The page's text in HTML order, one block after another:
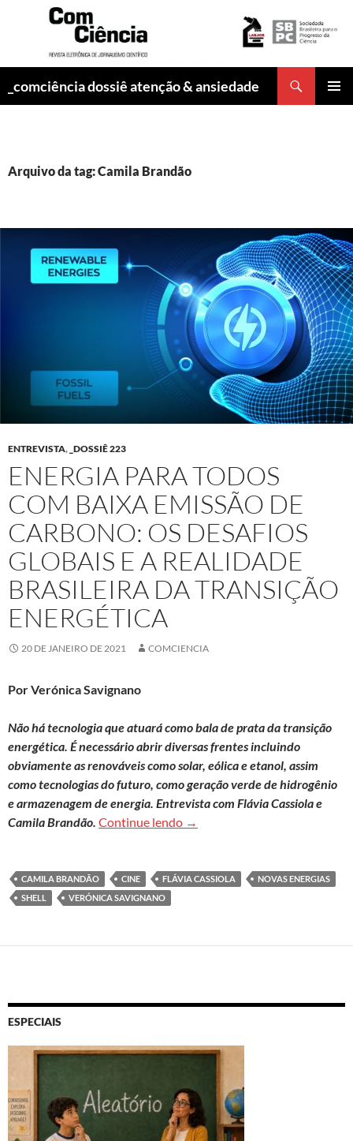
_comciência dossiê atenção & ansiedade
Arquivo da tag: Camila Brandão
ENTREVISTA, _DOSSIÊ 223
ENERGIA PARA TODOS
COM BAIXA EMISSÃO DE
CARBONO: OS DESAFIOS
GLOBAIS E A REALIDADE
BRASILEIRA DA TRANSIÇÃO
ENERGÉTICA
20 DE JANEIRO DE 2021 COMCIENCIA
Por Verónica Savignano
Não há tecnologia que atuará como bala de prata da transição
energética. É necessário abrir diversas frentes incluindo
obviamente as renováveis como solar, eólica e etanol, assim
como tecnologias do futuro, como geração verde de hidrogênio
e armazenagem de energia. Entrevista com Flávia Cassiola e
Camila Brandão. Continue lendo Energia para todos com baixa
→
CAMILA BRANDÃO CINE FLÁVIA CASSIOLA
NOVAS ENERGIAS
SHELL
VERÓNICA SAVIGNANO
ESPECIAIS